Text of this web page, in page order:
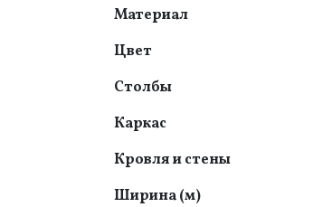
Материал
Цвет
Столбы
Каркас
Кровля и стены
Ширина (м)